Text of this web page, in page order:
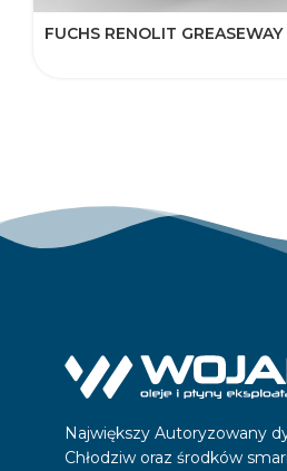
FUCHS RENOLIT
Największy Autoryzowany
Chłodziw oraz środków